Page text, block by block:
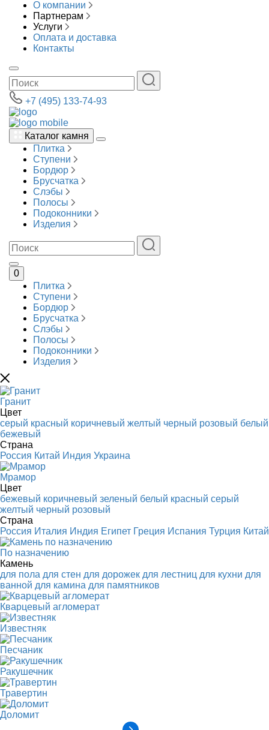
О компании
Партнерам
Услуги
Оплата и доставка
Контакты
+7 (495) 133-74-93
Каталог камня
Плитка
Ступени
Бордюр
Брусчатка
Слэбы
Полосы
Подоконники
Изделия
0
Плитка
Ступени
Бордюр
Брусчатка
Слэбы
Полосы
Подоконники
Изделия
Гранит
Цвет
серый красный коричневый желтый черный розовый белый
бежевый
Страна
Россия Китай Индия Украина
Мрамор
Цвет
бежевый коричневый зеленый белый красный серый
желтый черный розовый
Страна
Россия Италия Индия Египет Греция Испания Турция Китай
По назначению
Камень
для пола для стен для дорожек для лестниц для кухни для
ванной для камина для памятников
Кварцевый агломерат
Известняк
Песчаник
Ракушечник
Травертин
Доломит